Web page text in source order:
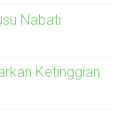
Nabati
Ketinggian